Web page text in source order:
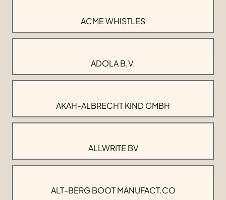
ACME WHISTLES
ADOLA B.V.
AKAH-ALBRECHT KIND GMBH
ALLWRITE BV
ALT-BERG BOOT MANUFACT.CO